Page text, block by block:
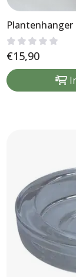
Plantenhanger
€15,90